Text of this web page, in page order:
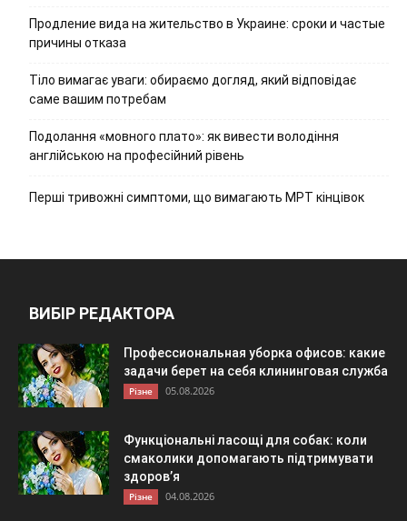
Продление вида на жительство в Украине: сроки и частые
причины отказа
Тіло вимагає уваги: обираємо догляд, який відповідає
саме вашим потребам
Подолання «мовного плато»: як вивести володіння
англійською на професійний рівень
Перші тривожні симптоми, що вимагають МРТ кінцівок
ВИБІР РЕДАКТОРА
Профессиональная уборка офисов: какие
задачи берет на себя клининговая служба
Різне 05.08.2026
Функціональні ласощі для собак: коли
смаколики допомагають підтримувати
здоров’я
Різне 04.08.2026